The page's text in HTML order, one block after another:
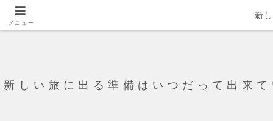
新しい旅に出る準備はいつだって出来
メニュー
新